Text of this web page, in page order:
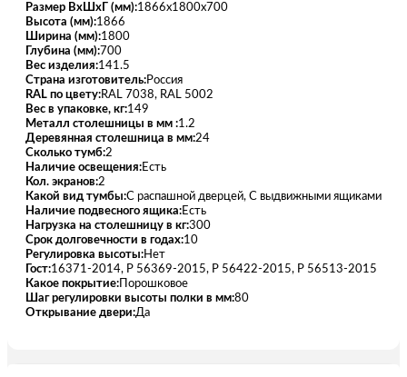
Размер ВхШхГ (мм):1866х1800х700
Высота (мм):1866
Ширина (мм):1800
Глубина (мм):700
Вес изделия:141.5
Страна изготовитель:Россия
RAL по цвету:RAL 7038, RAL 5002
Вес в упаковке, кг:149
Металл столешницы в мм :1.2
Деревянная столешница в мм:24
Сколько тумб:2
Наличие освещения:Есть
Кол. экранов:2
Какой вид тумбы:С распашной дверцей, С выдвижными ящиками
Наличие подвесного ящика:Есть
Нагрузка на столешницу в кг:300
Срок долговечности в годах:10
Регулировка высоты:Нет
Гост:16371-2014, Р 56369-2015, Р 56422-2015, Р 56513-2015
Какое покрытие: Порошковое
Шаг регулировки высоты полки в мм:80
Открывание двери:Да